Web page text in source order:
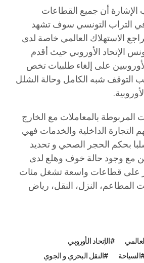
أن جميع القطاعات
في التراب التونسي سوف تشهد
الاستهلاك العالمي خاصة لدى
الإتحاد الأوروبي حيث أقدم
على إلغاء طلبيات تخص
التوقف شبه الكامل وحالة الشلل
المربوطة بالمعاملات مع الخارج
التجارة الداخلية والخدمات فهي
بحكم الحجر الصحي و تحديد
مع وجود حالة خوف وهلع لدى
على قطاعات واسعة تشغل مئات
المطاعم، النزل، النقل، رياض
الإتحاد الأوروبي
السياحة
النقل البحري و الجوي